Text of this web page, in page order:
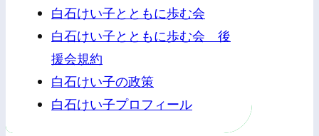
白石けい子とともに歩む会
白石けい子とともに歩む会 後
援会規約
白石けい子の政策
白石けい子プロフィール